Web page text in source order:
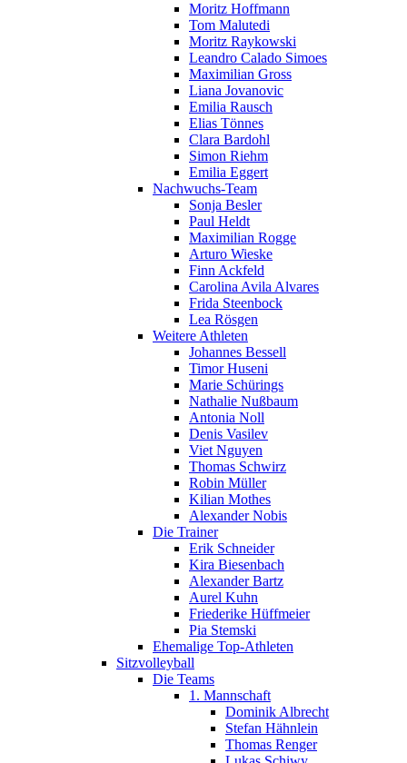
Moritz Hoffmann
Tom Malutedi
Moritz Raykowski
Leandro Calado Simoes
Maximilian Gross
Liana Jovanovic
Emilia Rausch
Elias Tönnes
Clara Bardohl
Simon Riehm
Emilia Eggert
Nachwuchs-Team
Sonja Besler
Paul Heldt
Maximilian Rogge
Arturo Wieske
Finn Ackfeld
Carolina Avila Alvares
Frida Steenbock
Lea Rösgen
Weitere Athleten
Johannes Bessell
Timor Huseni
Marie Schürings
Nathalie Nußbaum
Antonia Noll
Denis Vasilev
Viet Nguyen
Thomas Schwirz
Robin Müller
Kilian Mothes
Alexander Nobis
Die Trainer
Erik Schneider
Kira Biesenbach
Alexander Bartz
Aurel Kuhn
Friederike Hüffmeier
Pia Stemski
Ehemalige Top-Athleten
Sitzvolleyball
Die Teams
1. Mannschaft
Dominik Albrecht
Stefan Hähnlein
Thomas Renger